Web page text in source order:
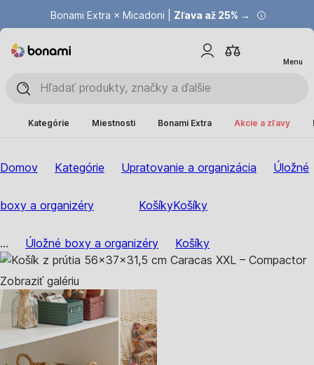
Bonami Extra × Micadoni | Zľava až 25% →
Menu
Kategórie Miestnosti Bonami Extra Akcie a zľavy
Domov Kategórie Upratovanie a organizácia Úložné
boxy a organizéry KošíkyKošíky
... Úložné boxy a organizéry Košíky
Zobraziť galériu